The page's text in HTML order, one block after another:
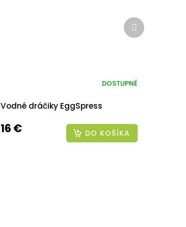
Vodné dráčiky EggSpress
DOSTUPNÉ
16 € DO KOŠÍKA
Ďalší
produkt